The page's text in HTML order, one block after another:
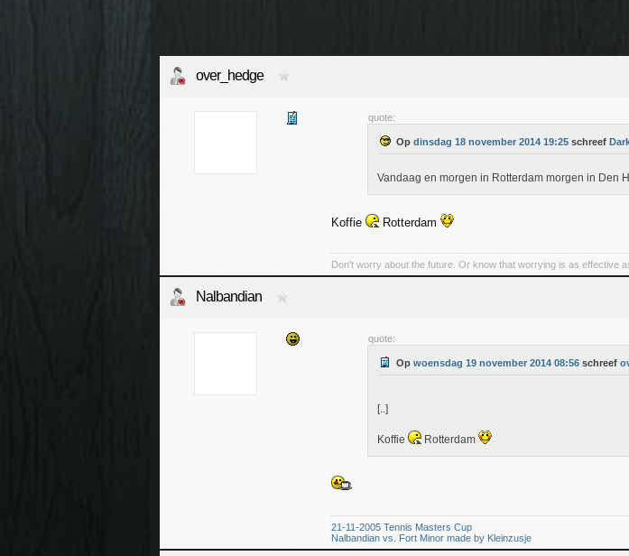
over_hedge
quote:
Op dinsdag 18 november 2014 19:25 schreef
Vandaag en morgen in Rotterdam morgen in Den
Koffie Rotterdam
Don't worry about the future. Or know that worrying is as effective
Nalbandian
quote:
Op woensdag 19 november 2014 08:56 schreef
[..]
Koffie Rotterdam
21-11-2005 Tennis Masters Cup
Nalbandian vs. Fort Minor made by Kleinzusje